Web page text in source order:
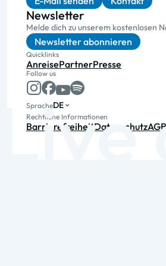
Newsletter
Melde dich zu unserem kostenlosen
Newsletter abonnieren
Quicklinks
AnreisePartnerPresse
Follow us
SpracheDE
Rechtliche Informationen
BarrierefreiheitDatenschutzAGB